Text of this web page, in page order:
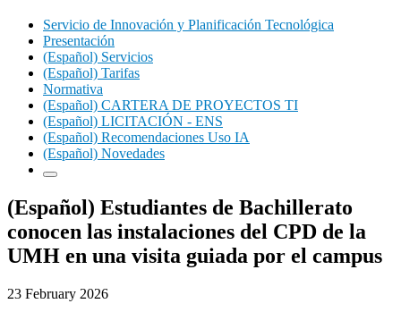
Servicio de Innovación y Planificación Tecnológica
Presentación
(Español) Servicios
(Español) Tarifas
Normativa
(Español) CARTERA DE PROYECTOS TI
(Español) LICITACIÓN - ENS
(Español) Recomendaciones Uso IA
(Español) Novedades
(Español) Estudiantes de Bachillerato
conocen las instalaciones del CPD de la
UMH en una visita guiada por el campus
23 February 2026